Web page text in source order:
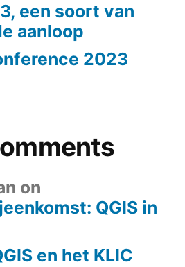
een soort van
aanloop
2023
on
QGIS in
en het KLIC